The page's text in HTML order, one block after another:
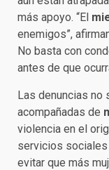
más apoyo. “El
enemigos”,
No basta con
antes de que
Las denuncias no
acompañadas de
violencia en el
servicios sociales
evitar que más